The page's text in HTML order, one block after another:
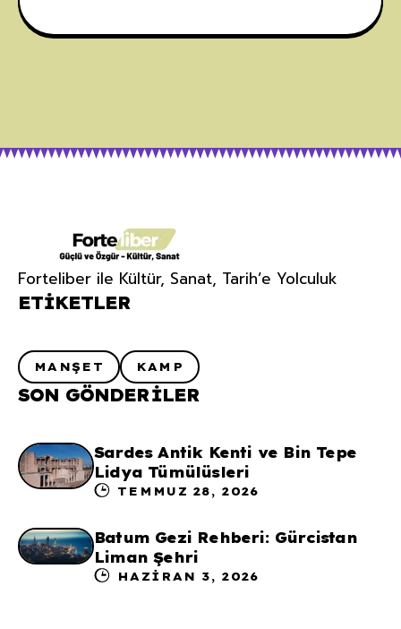
Forteliber ile Kültür, Sanat, Tarih’e Yolculuk
ETIKETLER
MANŞET KAMP
SON GÖNDERILER
Sardes Antik Kenti ve Bin Tepe
Lidya Tümülüsleri
TEMMUZ 28, 2026
Batum Gezi Rehberi: Gürcistan
Liman Şehri
HAZIRAN 3, 2026